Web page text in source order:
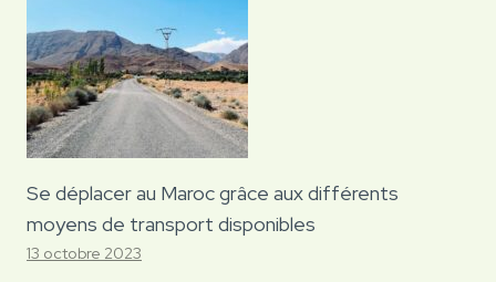
Se déplacer au Maroc grâce aux différents
moyens de transport disponibles
13 octobre 2023